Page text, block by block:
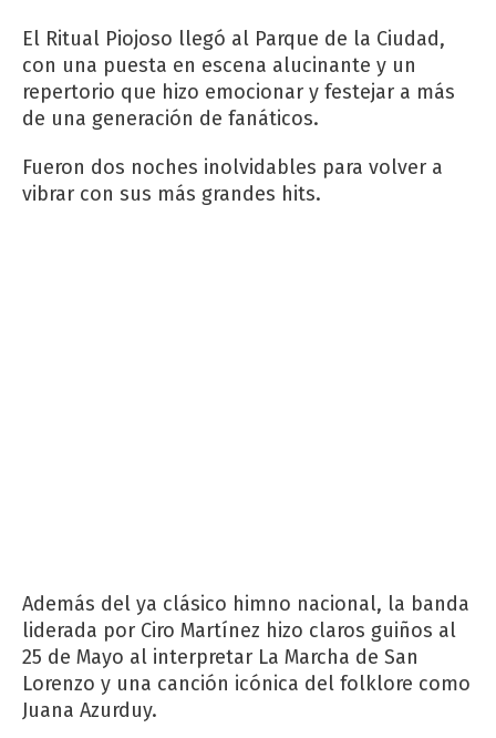
El Ritual Piojoso llegó al Parque de la Ciudad,
con una puesta en escena alucinante y un
repertorio que hizo emocionar y festejar a más
de una generación de fanáticos.
Fueron dos noches inolvidables para volver a
vibrar con sus más grandes hits.
Además del ya clásico himno nacional, la banda
liderada por Ciro Martínez hizo claros guiños al
25 de Mayo al interpretar La Marcha de San
Lorenzo y una canción icónica del folklore como
Juana Azurduy.